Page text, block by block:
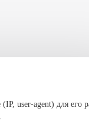
user-agent) для его